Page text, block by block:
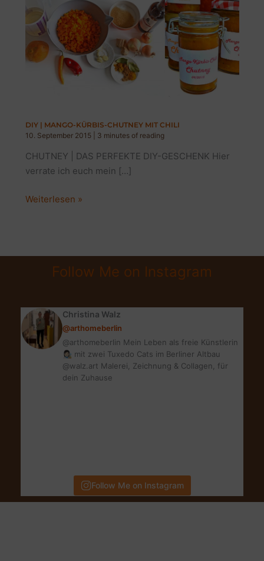
DIY | MANGO-KÜRBIS-CHUTNEY MIT CHILI
10. September 2015
3 minutes of reading
CHUTNEY | DAS PERFEKTE DIY-GESCHENK Hier
verrate ich euch mein […]
DIY
CHUTNEY
Weiterlesen »
Follow Me on Instagram
Christina Walz
@arthomeberlin
@arthomeberlin Mein Leben als freie Künstlerin
👩🏻‍🎨 mit zwei Tuxedo Cats im Berliner Altbau
@walz.art Malerei, Zeichnung & Collagen, für
dein Zuhause
Follow Me on Instagram